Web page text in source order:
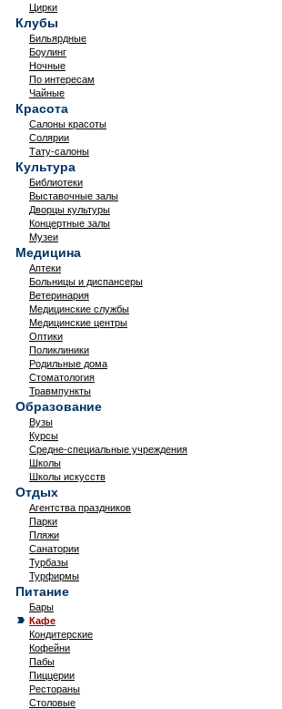
Цирки
Клубы
Бильярдные
Боулинг
Ночные
По интересам
Чайные
Красота
Салоны красоты
Солярии
Тату-салоны
Культура
Библиотеки
Выставочные залы
Дворцы культуры
Концертные залы
Музеи
Медицина
Аптеки
Больницы и диспансеры
Ветеринария
Медицинские службы
Медицинские центры
Оптики
Поликлиники
Родильные дома
Стоматология
Травмпункты
Образование
Вузы
Курсы
Средне-специальные учреждения
Школы
Школы искусств
Отдых
Агентства праздников
Парки
Пляжи
Санатории
Турбазы
Турфирмы
Питание
Бары
Кафе
Кондитерские
Кофейни
Пабы
Пиццерии
Рестораны
Столовые